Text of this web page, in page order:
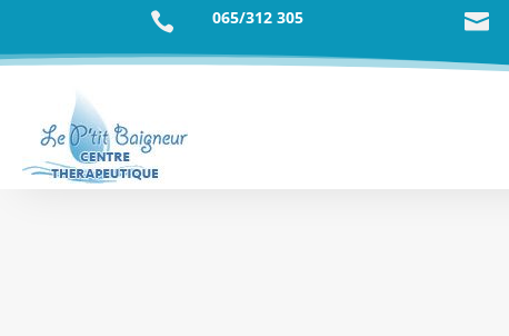
 065/312 305 